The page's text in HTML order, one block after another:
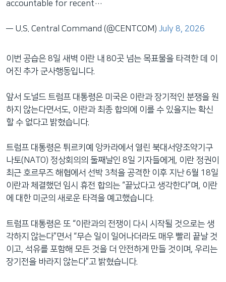
accountable for recent…
— U.S. Central Command (@CENTCOM) July 8, 2026
이번 공습은 8일 새벽 이란 내 80곳 넘는 목표물을 타격한 데 이
어진 추가 군사행동입니다.
앞서 도널드 트럼프 대통령은 미국은 이란과 장기적인 분쟁을 원
하지 않는다면서도, 이란과 최종 합의에 이를 수 있을지는 확신
할 수 없다고 밝혔습니다.
트럼프 대통령은 튀르키예 앙카라에서 열린 북대서양조약기구
나토(NATO) 정상회의의 둘째날인 8일 기자들에게, 이란 정권이
최근 호르무즈 해협에서 선박 3척을 공격한 이후 지난 6월 18일
이란과 체결했던 임시 휴전 합의는 “끝났다고 생각한다”며, 이란
에 대한 미군의 새로운 타격을 예고했습니다.
트럼프 대통령은 또 “이란과의 전쟁이 다시 시작될 것으로는 생
각하지 않는다”면서 “무슨 일이 일어나더라도 매우 빨리 끝날 것
이고, 석유를 포함해 모든 것을 더 안전하게 만들 것이며, 우리는
장기전을 바라지 않는다”고 밝혔습니다.